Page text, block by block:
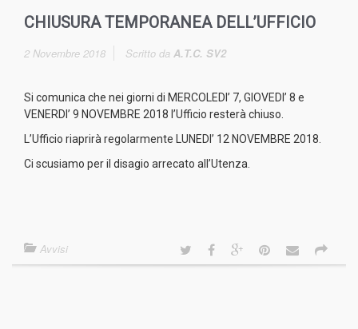
CHIUSURA TEMPORANEA DELL’UFFICIO
2 Novembre 2018 Scritto da A.T.C. SV2
Si comunica che nei giorni di MERCOLEDI’ 7, GIOVEDI’ 8 e
VENERDI’ 9 NOVEMBRE 2018 l’Ufficio resterà chiuso.
L’Ufficio riaprirà regolarmente LUNEDI’ 12 NOVEMBRE 2018.
Ci scusiamo per il disagio arrecato all’Utenza.
Avvisi